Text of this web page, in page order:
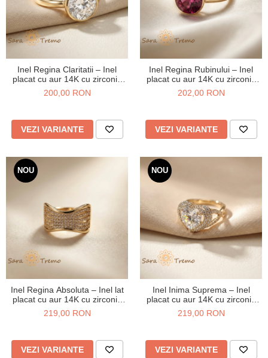
Inel Regina Claritatii – Inel
placat cu aur 14K cu zirconia
rotunda tip diamant
200,00 RON
VEZI VARIANTE
Inel Regina Rubinului – Inel
placat cu aur 14K cu zirconia
magenta
202,00 RON
VEZI VARIANTE
NOU
Inel Regina Absoluta – Inel lat
placat cu aur 14K cu zirconia
albe pavate
219,00 RON
VEZI VARIANTE
NOU
Inel Inima Suprema – Inel
placat cu aur 14K cu zirconia
albe tip diamant
219,00 RON
VEZI VARIANTE